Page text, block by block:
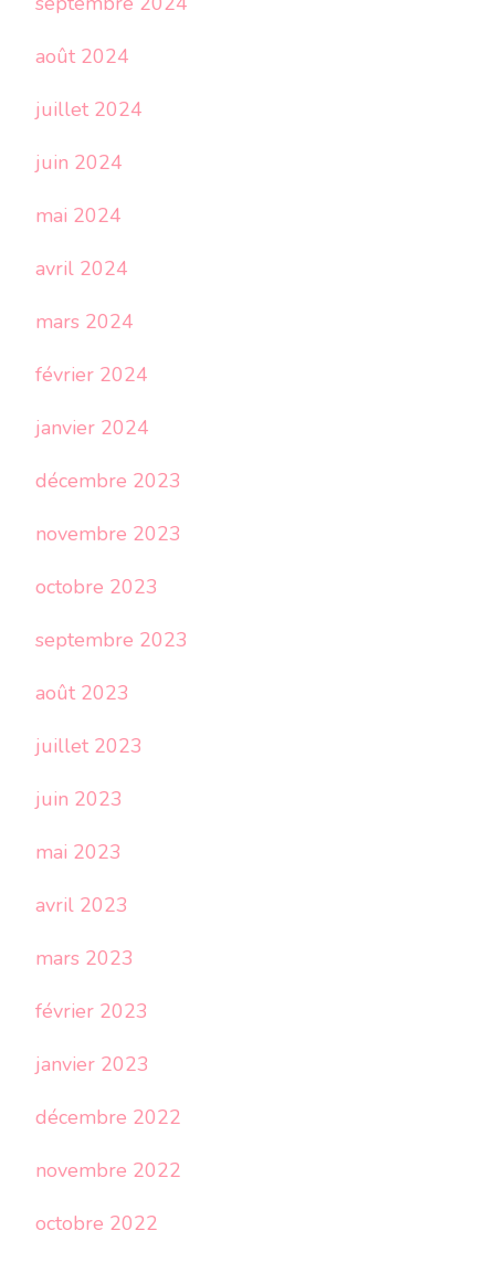
août 2024
juillet 2024
juin 2024
mai 2024
avril 2024
mars 2024
février 2024
janvier 2024
décembre 2023
novembre 2023
octobre 2023
septembre 2023
août 2023
juillet 2023
juin 2023
mai 2023
avril 2023
mars 2023
février 2023
janvier 2023
décembre 2022
novembre 2022
octobre 2022